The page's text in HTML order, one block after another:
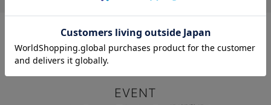
マタニティのTOPページはこちら
犬印本舗
EVENT
お気に入り商品を確認する